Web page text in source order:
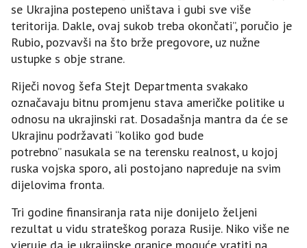
se Ukrajina postepeno uništava i gubi sve više
teritorija. Dakle, ovaj sukob treba okončati”, poručio je
Rubio, pozvavši na što brže pregovore, uz nužne
ustupke s obje strane.
Riječi novog šefa Stejt Departmenta svakako
označavaju bitnu promjenu stava američke politike u
odnosu na ukrajinski rat. Dosadašnja mantra da će se
Ukrajinu podržavati “koliko god bude
potrebno” nasukala se na terensku realnost, u kojoj
ruska vojska sporo, ali postojano napreduje na svim
dijelovima fronta.
Tri godine finansiranja rata nije donijelo željeni
rezultat u vidu strateškog poraza Rusije. Niko više ne
vjeruje da je ukrajinske granice moguće vratiti na